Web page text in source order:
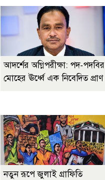
আদর্শের অগ্নিপরীক্ষা: পদ-পদবির
মোহের ঊর্ধ্বে এক নিবেদিত প্রাণ
নতুন রূপে জুলাই গ্রাফিতি